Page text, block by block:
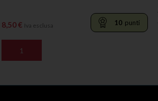
8,50€ Iva esclusa 10 punti
AGGIUNGI AL CARRELLO